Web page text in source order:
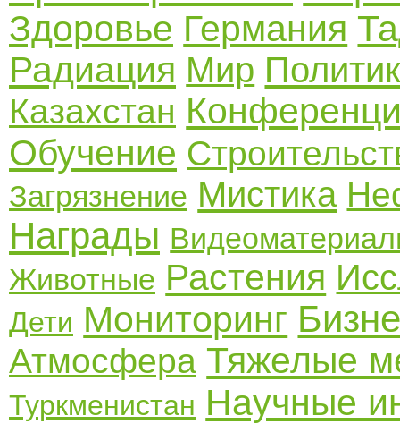
Здоровье Германия
Радиация Мир
Казахстан
Обучение
Загрязнение Мистика
Награды
Животные Растения
Дети Мониторинг
Атмосфера Тяжелые
Туркменистан Научные